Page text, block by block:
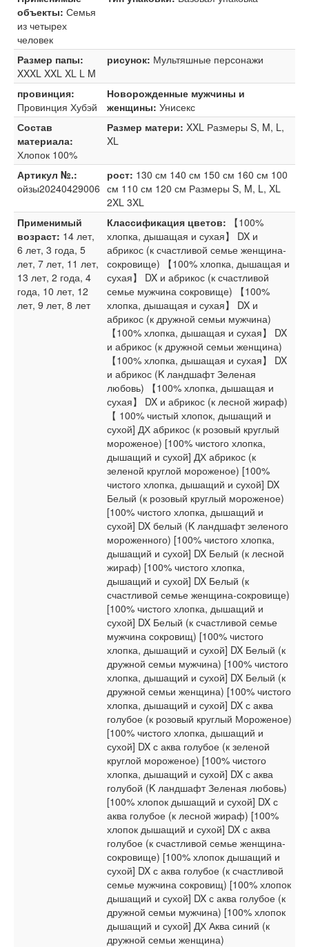
объекты: Семья
из четырех
человек
Размер папы:
XXXL XXL XL L M
рисунок: Мультяшные персонажи
провинция:
Провинция Хубэй
Новорожденные мужчины и
женщины: Унисекс
Состав
материала:
Хлопок 100%
Размер матери: XXL Размеры S, M, L,
XL
Артикул №.:
ойзы20240429006
рост: 130 см 140 см 150 см 160 см 100
см 110 см 120 см Размеры S, M, L, XL
2XL 3XL
Применимый
возраст: 14 лет,
6 лет, 3 года, 5
лет, 7 лет, 11 лет,
13 лет, 2 года, 4
года, 10 лет, 12
лет, 9 лет, 8 лет
Классификация цветов:
【100%
хлопка, дышащая и сухая】 DX и
абрикос (к счастливой семье женщина-
сокровище) 【100% хлопка, дышащая и
сухая】 DX и абрикос (к счастливой
семье мужчина сокровище) 【100%
хлопка, дышащая и сухая】 DX и
абрикос (к дружной семьи мужчина)
【100% хлопка, дышащая и сухая】 DX
и абрикос (к дружной семьи женщина)
【100% хлопка, дышащая и сухая】 DX
и абрикос (K ландшафт Зеленая
любовь) 【100% хлопка, дышащая и
сухая】 DX и абрикос (к лесной жираф)
【 100% чистый хлопок, дышащий и
сухой] ДХ абрикос (к розовый круглый
мороженое) [100% чистого хлопка,
дышащий и сухой] ДХ абрикос (к
зеленой круглой мороженое) [100%
чистого хлопка, дышащий и сухой] DX
Белый (к розовый круглый мороженое)
[100% чистого хлопка, дышащий и
сухой] DX белый (K ландшафт зеленого
мороженного) [100% чистого хлопка,
дышащий и сухой] DX Белый (к лесной
жираф) [100% чистого хлопка,
дышащий и сухой] DX Белый (к
счастливой семье женщина-сокровище)
[100% чистого хлопка, дышащий и
сухой] DX Белый (к счастливой семье
мужчина сокровищ) [100% чистого
хлопка, дышащий и сухой] DX Белый (к
дружной семьи мужчина) [100% чистого
хлопка, дышащий и сухой] DX Белый (к
дружной семьи женщина) [100% чистого
хлопка, дышащий и сухой] DX с аква
голубое (к розовый круглый Мороженое)
[100% чистого хлопка, дышащий и
сухой] DX с аква голубое (к зеленой
круглой мороженое) [100% чистого
хлопка, дышащий и сухой] DX с аква
голубой (K ландшафт Зеленая любовь)
[100% хлопок дышащий и сухой] DX с
аква голубое (к лесной жираф) [100%
хлопок дышащий и сухой] DX с аква
голубое (к счастливой семье женщина-
сокровище) [100% хлопок дышащий и
сухой] DX с аква голубое (к счастливой
семье мужчина сокровищ) [100% хлопок
дышащий и сухой] DX с аква голубое (к
дружной семьи мужчина) [100% хлопок
дышащий и сухой] ДХ Аква синий (к
дружной семьи женщина)